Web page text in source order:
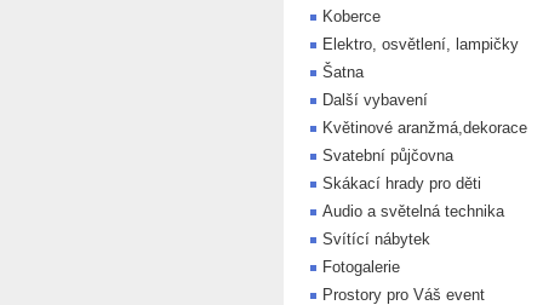
Koberce
Elektro, osvětlení, lampičky
Šatna
Další vybavení
Květinové aranžmá,dekorace
Svatební půjčovna
Skákací hrady pro děti
Audio a světelná technika
Svítící nábytek
Fotogalerie
Prostory pro Váš event